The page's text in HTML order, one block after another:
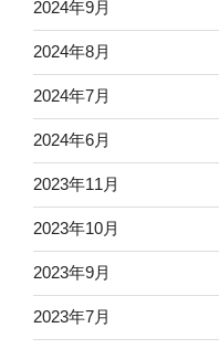
2024年9月
2024年8月
2024年7月
2024年6月
2023年11月
2023年10月
2023年9月
2023年7月